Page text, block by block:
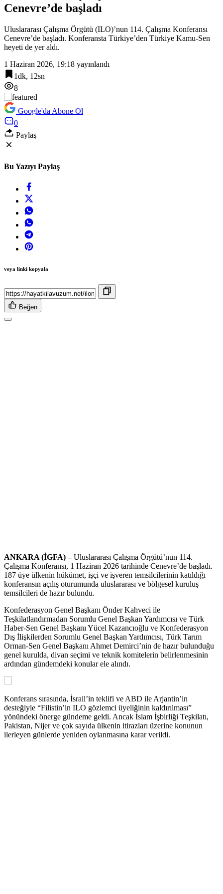
17:54
BİK’ten gazete ve internet haber sitelerine mevzuat eğitimi
Cenevre’de başladı
Uluslararası Çalışma Örgütü (ILO)’nun 114. Çalışma Konferansı
Cenevre’de başladı. Konferansta Türkiye’den Türkiye Kamu-Sen
heyeti de yer aldı.
1 Haziran 2026, 19:18 yayınlandı
1dk, 12sn
8
Google'da Abone Ol
0
Paylaş
Bu Yazıyı Paylaş
veya linki kopyala
Beğen
ANKARA (İGFA) –Uluslararası Çalışma Örgütü’nun 114.
Çalışma Konferansı, 1 Haziran 2026 tarihinde Cenevre’de başladı.
187 üye ülkenin hükümet, işçi ve işveren temsilcilerinin katıldığı
konferansın açılış oturumunda uluslararası ve bölgesel kuruluş
temsilcileri de hazır bulundu.
Konfederasyon Genel Başkanı Önder Kahveci ile
Teşkilatlandırmadan Sorumlu Genel Başkan Yardımcısı ve Türk
Haber-Sen Genel Başkanı Yücel Kazancıoğlu ve Konfederasyon
Dış İlişkilerden Sorumlu Genel Başkan Yardımcısı, Türk Tarım
Orman-Sen Genel Başkanı Ahmet Demirci’nin de hazır bulunduğu
genel kurulda, divan seçimi ve teknik komitelerin belirlenmesinin
ardından gündemdeki konular ele alındı.
Konferans sırasında, İsrail’in teklifi ve ABD ile Arjantin’in
desteğiyle “Filistin’in ILO gözlemci üyeliğinin kaldırılması”
yönündeki önerge gündeme geldi. Ancak İslam İşbirliği Teşkilatı,
Pakistan, Nijer ve çok sayıda ülkenin itirazları üzerine konunun
ilerleyen günlerde yeniden oylanmasına karar verildi.